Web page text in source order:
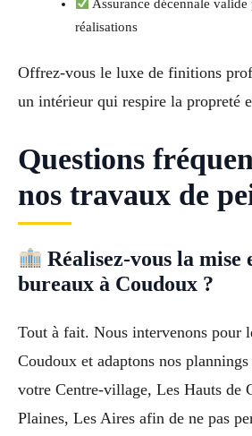
Assurance décennale
réalisations
Offrez-vous le luxe de finitions
un intérieur qui respire la propreté
Questions
nos travaux de
Réalisez-vous la mise
bureaux à Coudoux ?
Tout à fait. Nous intervenons pour
Coudoux et adaptons nos
votre Centre-village, Les Hauts de
Plaines, Les Aires afin de ne pas